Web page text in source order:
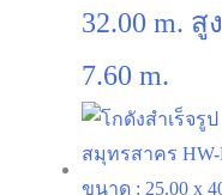
32.00 m. สูง
7.60 m.